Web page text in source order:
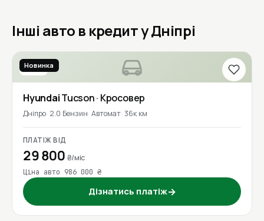
Інші авто в кредит у Дніпрі
2020
Новинка
HyundaiTucson· Кросовер
Дніпро 2.0 Бензин Автомат 36к км
ПЛАТІЖ ВІД
29 800 ₴/міс
Ціна авто 986 000 ₴
Дізнатись платіж→